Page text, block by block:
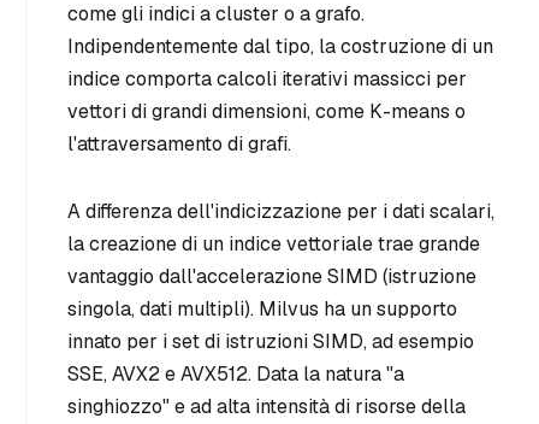
come gli indici a cluster o a grafo.
Indipendentemente dal tipo, la costruzione di un
indice comporta calcoli iterativi massicci per
vettori di grandi dimensioni, come K-means o
l'attraversamento di grafi.
A differenza dell'indicizzazione per i dati scalari,
la creazione di un indice vettoriale trae grande
vantaggio dall'accelerazione SIMD (istruzione
singola, dati multipli). Milvus ha un supporto
innato per i set di istruzioni SIMD, ad esempio
SSE, AVX2 e AVX512. Data la natura "a
singhiozzo" e ad alta intensità di risorse della